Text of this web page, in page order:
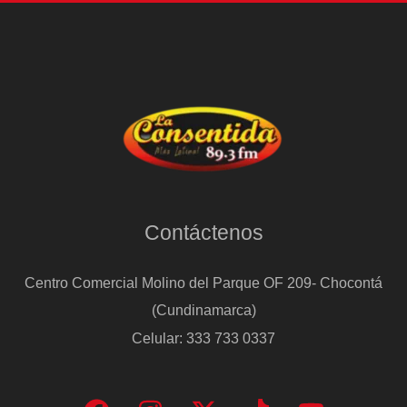
Contáctenos
Centro Comercial Molino del Parque OF 209- Chocontá
(Cundinamarca)
Celular: 333 733 0337